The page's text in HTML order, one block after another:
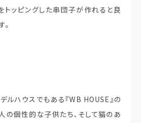
トッピングした串団子が作れると良
ルハウスでもある『WB HOUSE』の
の個性的な子供たち、そして猫のあ